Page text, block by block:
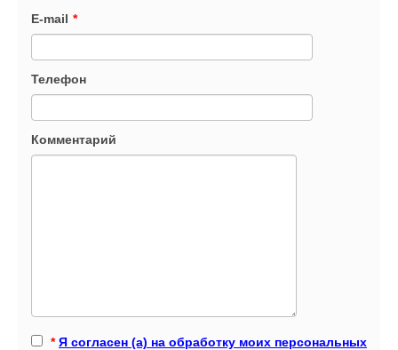
E-mail *
Телефон
Комментарий
* Я согласен (а) на обработку моих персональных